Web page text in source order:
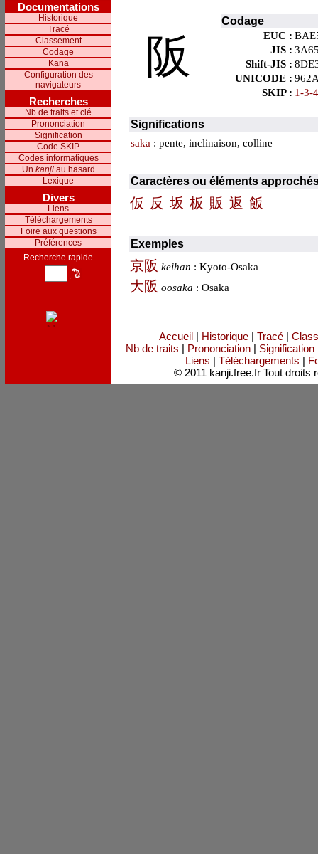
Documentations
Historique
Tracé
Classement
Codage
Kana
Configuration des
navigateurs
Recherches
Nb de traits et clé
Prononciation
Signification
Code SKIP
Codes informatiques
Un kanjiau hasard
Lexique
Divers
Liens
Téléchargements
Foire aux questions
Préférences
Recherche rapide
阪
Codage
EUC :
JIS :
Shift-JIS :
UNICODE :
SKIP : 1-3-4
Significations
saka : pente, inclinaison, colline
Caractères ou éléments
仮 反 坂 板 販 返 飯
Exemples
京阪 keihan : Kyoto-Osaka
大阪 oosaka : Osaka
Accueil | Historique | Tracé |
Nb de traits | Prononciation| Signification
Liens | Téléchargements |
© 2011 kanji.free.fr Tout droits